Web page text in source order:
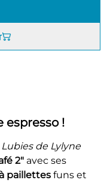
espresso !
Lubies de Lylyne
2" avec ses
paillettes funs et